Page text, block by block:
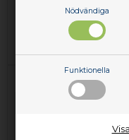
Nödvändiga
Funktionella
Lägg i korgen
Finns i lager